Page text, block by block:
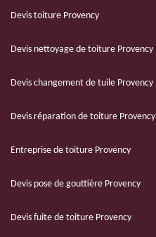
Devis toiture Provency
Devis nettoyage de toiture Provency
Devis changement de tuile Provency
Devis réparation de toiture Provency
Entreprise de toiture Provency
Devis pose de gouttière Provency
Devis fuite de toiture Provency